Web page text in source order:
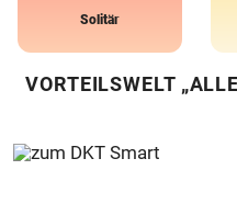
Solitär
VORTEILSWELT